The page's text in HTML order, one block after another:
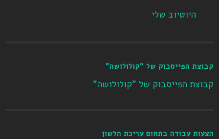
היוטיוב שלי
קבוצת הפייסבוק של "קולולושה"
קבוצת הפייסבוק של "קולולושה"
הצעות עבודה בתחום עריכת הלשון